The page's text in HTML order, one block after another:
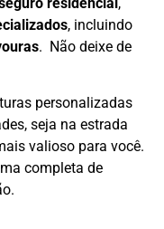
, incluindo
. Não deixe de
personalizadas
seja na estrada
valioso para você.
completa de